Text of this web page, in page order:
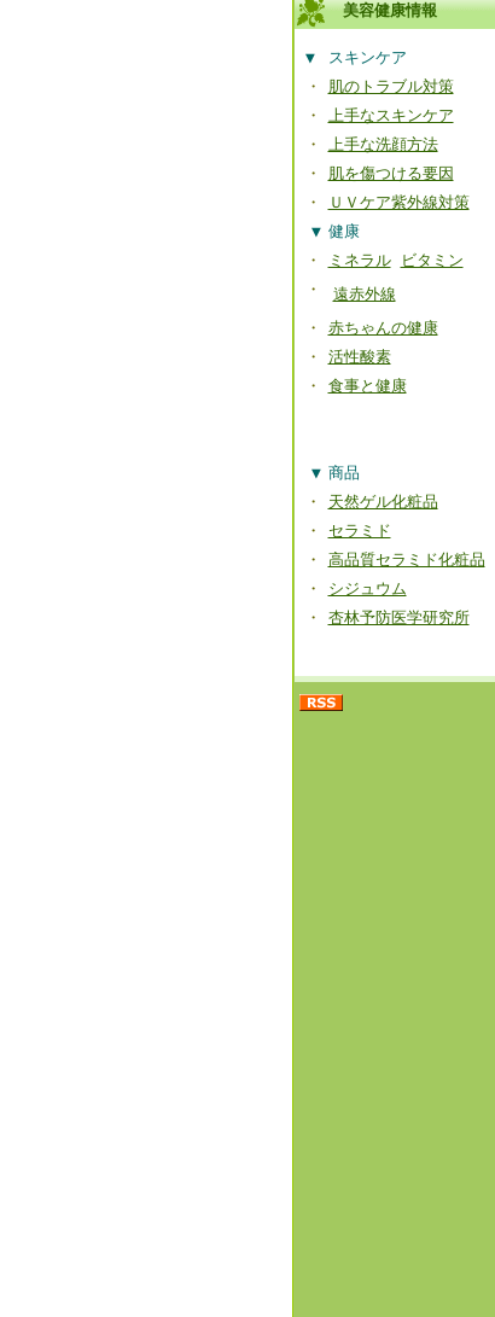
美容健康情報
▼
スキンケア
・
肌のトラブル対策
・
上手なスキンケア
・
上手な洗顔方法
・
肌を傷つける要因
・
ＵＶケア紫外線対策
▼ 健康
・
ミネラル
ビタミン
・
遠赤外線
・
赤ちゃんの健康
・
活性酸素
・
食事と健康
▼ 商品
・
天然ゲル化粧品
・
セラミド
・
高品質セラミド化粧品
・
シジュウム
・
杏林予防医学研究所